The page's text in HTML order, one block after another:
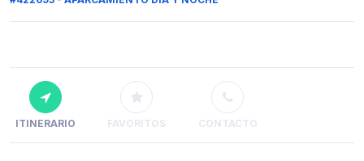
ITINERARIO FAVORITOS CONTACTO